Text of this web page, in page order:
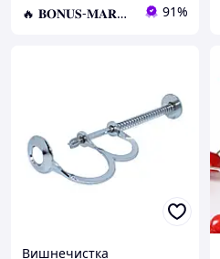
🔥 𝐁𝐎𝐍𝐔𝐒-𝐌𝐀𝐑𝐊𝐄𝐓 🔥 – Трендовые товары по лучшим ценам 91%
Вишнечистка